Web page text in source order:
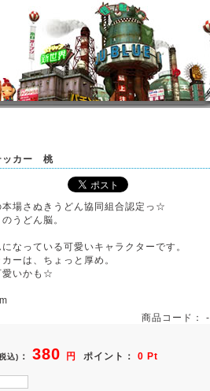
ッカー 桃
本場さぬきうどん協同組合認定っ☆
うどん脳。
なっている可愛いキャラクターです。
ーは、ちょっと厚め。
愛いかも☆
商品コード： -
込) ： 380 円 ポイント： 0 Pt